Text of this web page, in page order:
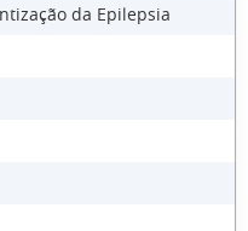
da Epilepsia